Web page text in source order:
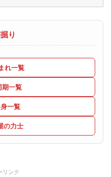
り
れ一覧
一覧
一覧
の力士
リンク